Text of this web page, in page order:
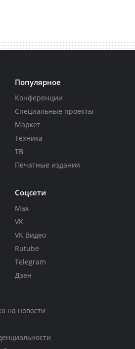
Популярное
Конференции
Специальные проекты
Маркет
Техника
ТВ
Печатные издания
Соцсети
Max
VK
VK Видео
Rutube
Telegram
Дзен
на новости